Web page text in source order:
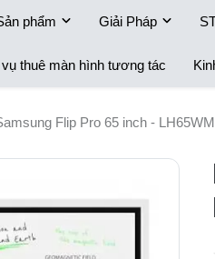
phẩm Giải Pháp
thuê màn hình tương tác
Flip Pro 65 inch -